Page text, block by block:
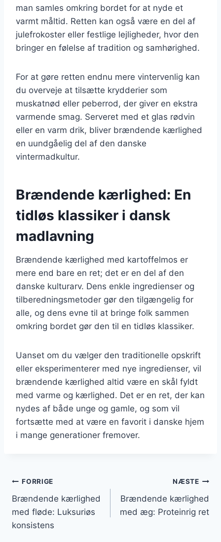
man samles omkring bordet for at nyde et
varmt måltid. Retten kan også være en del af
julefrokoster eller festlige lejligheder, hvor den
bringer en følelse af tradition og samhørighed.
For at gøre retten endnu mere vintervenlig kan
du overveje at tilsætte krydderier som
muskatnød eller peberrod, der giver en ekstra
varmende smag. Serveret med et glas rødvin
eller en varm drik, bliver brændende kærlighed
en uundgåelig del af den danske
vintermadkultur.
Brændende kærlighed: En
tidløs klassiker i dansk
madlavning
Brændende kærlighed med kartoffelmos er
mere end bare en ret; det er en del af den
danske kulturarv. Dens enkle ingredienser og
tilberedningsmetoder gør den tilgængelig for
alle, og dens evne til at bringe folk sammen
omkring bordet gør den til en tidløs klassiker.
Uanset om du vælger den traditionelle opskrift
eller eksperimenterer med nye ingredienser, vil
brændende kærlighed altid være en skål fyldt
med varme og kærlighed. Det er en ret, der kan
nydes af både unge og gamle, og som vil
fortsætte med at være en favorit i danske hjem
i mange generationer fremover.
Indlægsnavigation
FORRIGE
Brændende kærlighed
med fløde: Luksuriøs
konsistens
NÆSTE
Brændende kærlighed
med æg: Proteinrig ret